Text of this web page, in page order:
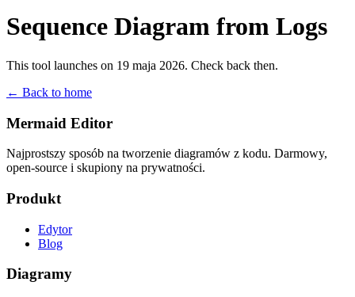
Sequence Diagram from Logs
This tool launches on 19 maja 2026. Check back then.
← Back to home
Mermaid Editor
Najprostszy sposób na tworzenie diagramów z kodu. Darmowy,
open-source i skupiony na prywatności.
Produkt
Edytor
Blog
Diagramy